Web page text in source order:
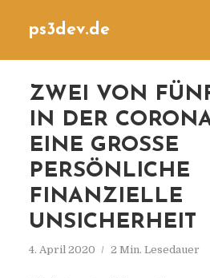
ps3dev.de
ZWEI VON
IN DER
EINE GROSSE P
ERSÖNLICHE F
INANZIELLE U
NSICHERHEIT
4. April 2020 2 Min. Lesedauer